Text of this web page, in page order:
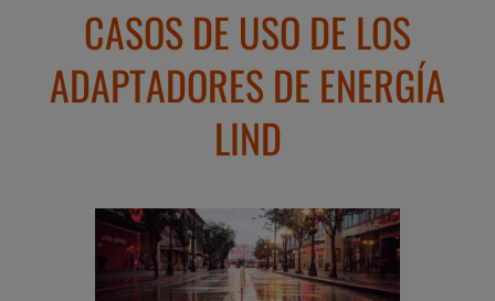
CASOS DE USO DE LOS
ADAPTADORES DE ENERGÍA
LIND